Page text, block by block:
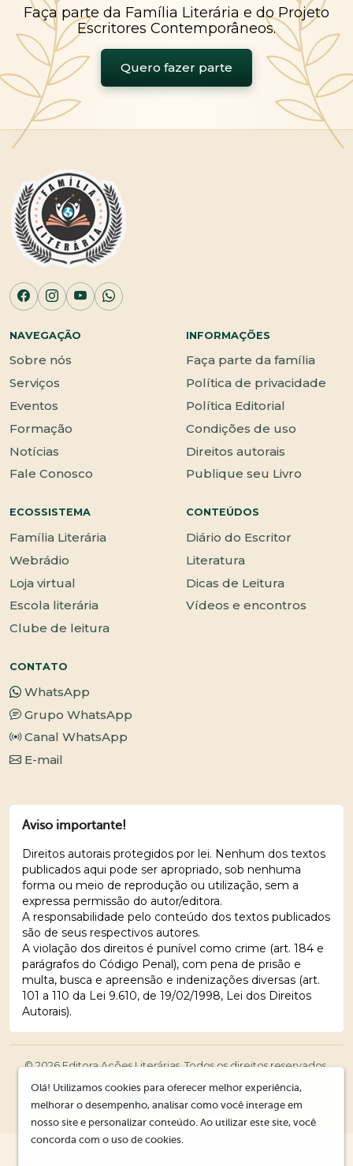
Faça parte da Família Literária e do Projeto
Escritores Contemporâneos.
Quero fazer parte
NAVEGAÇÃO
Sobre nós
Serviços
Eventos
Formação
Notícias
Fale Conosco
INFORMAÇÕES
Faça parte da família
Política de privacidade
Política Editorial
Condições de uso
Direitos autorais
Publique seu Livro
ECOSSISTEMA
Família Literária
Webrádio
Loja virtual
Escola literária
Clube de leitura
CONTEÚDOS
Diário do Escritor
Literatura
Dicas de Leitura
Vídeos e encontros
CONTATO
WhatsApp
Grupo WhatsApp
Canal WhatsApp
E-mail
Aviso importante!
Direitos autorais protegidos por lei. Nenhum dos textos
publicados aqui pode ser apropriado, sob nenhuma
forma ou meio de reprodução ou utilização, sem a
expressa permissão do autor/editora.
A responsabilidade pelo conteúdo dos textos publicados
são de seus respectivos autores.
A violação dos direitos é punível como crime (art. 184 e
parágrafos do Código Penal), com pena de prisão e
multa, busca e apreensão e indenizações diversas (art.
101 a 110 da Lei 9.610, de 19/02/1998, Lei dos Direitos
Autorais).
© 2026 Editora Ações Literárias. Todos os direitos reservados.
Olá! Utilizamos cookies para oferecer melhor experiência,
melhorar o desempenho, analisar como você interage em
nosso site e personalizar conteúdo. Ao utilizar este site, você
concorda com o uso de cookies.